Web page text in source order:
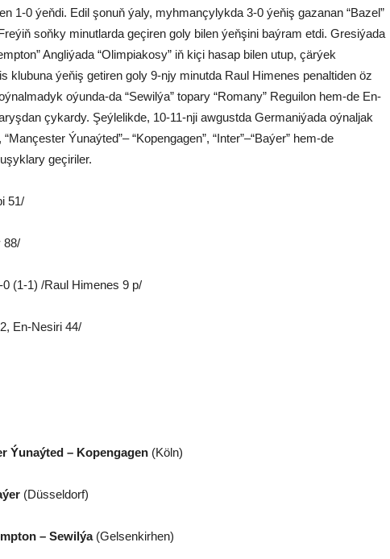
1-0 ýeňdi. Edil şonuň ýaly, myhmançylykda 3-0 ýeňiş gazanan “Bazel”
soňky minutlarda geçiren goly bilen ýeňşini baýram etdi. Gresiýada
Angliýada “Olimpiakosy” iň kiçi hasap bilen utup, çärýek
klubuna ýeňiş getiren goly 9-njy minutda Raul Himenes penaltiden öz
oýunda-da “Sewilýa” topary “Romany” Reguilon hem-de En-
çykardy. Şeýlelikde, 10-11-nji awgustda Germaniýada oýnaljak
Ýunaýted”– “Kopengagen”, “Inter”–“Baýer” hem-de
geçiriler.
51/
88/
(1-1) /Raul Himenes 9 p/
En-Nesiri 44/
Ýunaýted – Kopengagen (Köln)
(Düsseldorf)
– Sewilýa(Gelsenkirhen)